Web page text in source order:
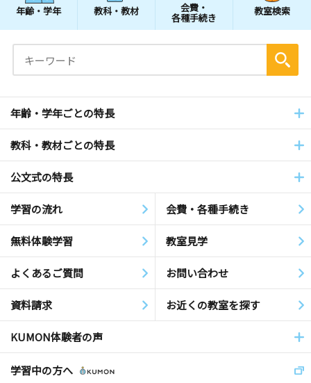
年齢・学年 教科・教材 会費・
各種手続き
教室検索
年齢・学年ごとの特長
教科・教材ごとの特長
公文式の特長
学習の流れ 会費・各種手続き
無料体験学習 教室見学
よくあるご質問 お問い合わせ
資料請求 お近くの教室を探す
KUMON体験者の声
学習中の方へ